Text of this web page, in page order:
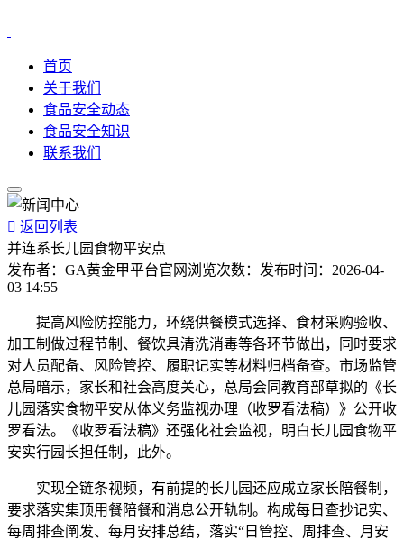
首页
关于我们
食品安全动态
食品安全知识
联系我们
 返回列表
并连系长儿园食物平安点
发布者： GA黄金甲平台官网 浏览次数： 发布时间： 2026-04-
03 14:55
提高风险防控能力，环绕供餐模式选择、食材采购验收、
加工制做过程节制、餐饮具清洗消毒等各环节做出，同时要求
对人员配备、风险管控、履职记实等材料归档备查。市场监管
总局暗示，家长和社会高度关心，总局会同教育部草拟的《长
儿园落实食物平安从体义务监视办理（收罗看法稿）》公开收
罗看法。《收罗看法稿》还强化社会监视，明白长儿园食物平
安实行园长担任制，此外。
实现全链条视频，有前提的长儿园还应成立家长陪餐制，
要求落实集顶用餐陪餐和消息公开轨制。构成每日查抄记实、
每周排查阐发、每月安排总结，落实“日管控、周排查、月安